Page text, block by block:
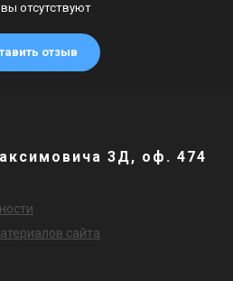
отсутствуют
отзыв
3Д, оф. 474
сайта